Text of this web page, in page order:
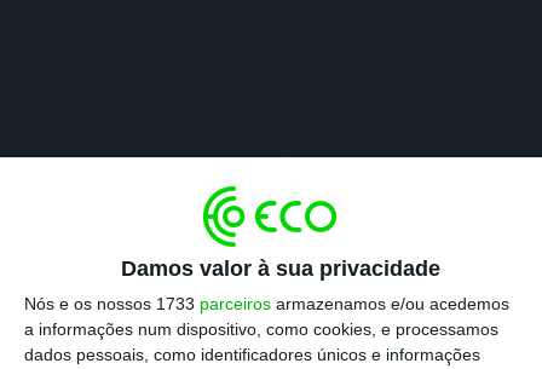
Damos valor à sua privacidade
Nós e os nossos 1733 parceiros armazenamos e/ou acedemos
a informações num dispositivo, como cookies, e processamos
dados pessoais, como identificadores únicos e informações